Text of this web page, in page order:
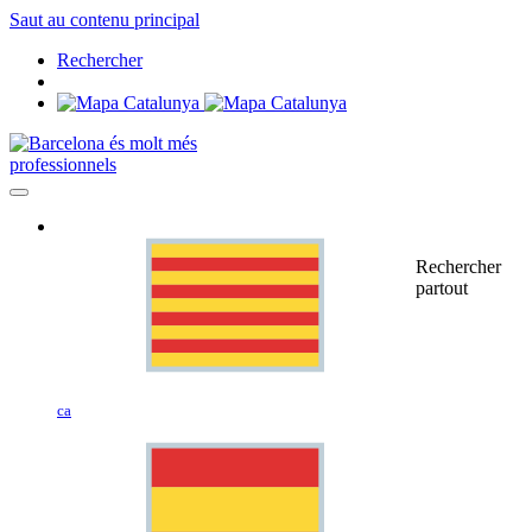
Saut au contenu principal
Rechercher
professionnels
ca
Rechercher
partout